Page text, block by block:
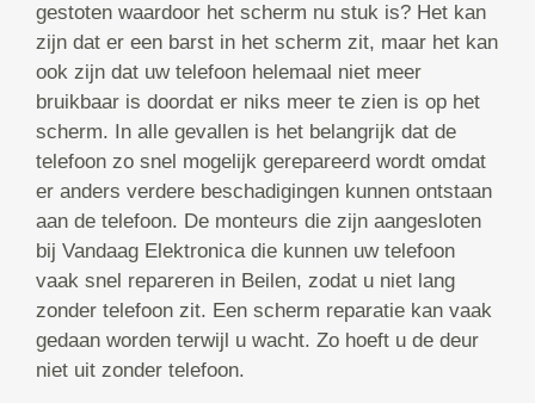
gestoten waardoor het scherm nu stuk is? Het kan
zijn dat er een barst in het scherm zit, maar het kan
ook zijn dat uw telefoon helemaal niet meer
bruikbaar is doordat er niks meer te zien is op het
scherm. In alle gevallen is het belangrijk dat de
telefoon zo snel mogelijk gerepareerd wordt omdat
er anders verdere beschadigingen kunnen ontstaan
aan de telefoon. De monteurs die zijn aangesloten
bij Vandaag Elektronica die kunnen uw telefoon
vaak snel repareren in Beilen, zodat u niet lang
zonder telefoon zit. Een scherm reparatie kan vaak
gedaan worden terwijl u wacht. Zo hoeft u de deur
niet uit zonder telefoon.